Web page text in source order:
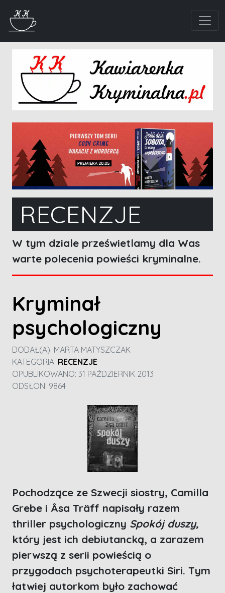
RECENZJE
W tym dziale prześwietlamy dla Was
warte polecenia powieści kryminalne.
Kryminał
psychologiczny
DODAŁ(A): MARTA MATYSZCZAK
KATEGORIA: RECENZJE
OPUBLIKOWANO: 31 PAŹDZIERNIK 2013
ODSŁON: 9864
Pochodzące ze Szwecji siostry, Camilla
Grebe i Åsa Träff napisały razem
thriller psychologiczny Spokój duszy,
który jest ich debiutancką, a zarazem
pierwszą z serii powieścią o
przygodach psychoterapeutki Siri. Tym
łatwiej autorkom było zachować